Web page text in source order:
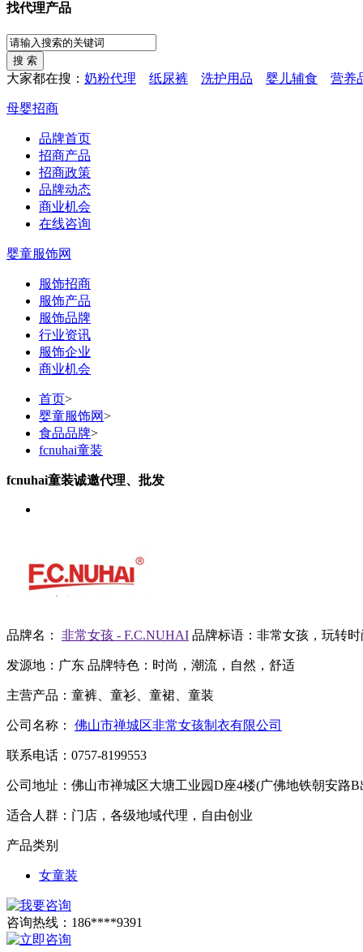
找代理产品
大家都在搜： 奶粉代理 纸尿裤 洗护用品 婴儿辅食 营养
母婴招商
品牌首页
招商产品
招商政策
品牌动态
商业机会
在线咨询
婴童服饰网
服饰招商
服饰产品
服饰品牌
行业资讯
服饰企业
商业机会
首页>
婴童服饰网>
食品品牌>
fcnuhai童装
fcnuhai童装诚邀代理、批发
品牌名： 非常女孩 - F.C.NUHAI 品牌标语： 非常女孩，玩转时
发源地： 广东 品牌特色： 时尚，潮流，自然，舒适
主营产品： 童裤、童衫、童裙、童装
公司名称： 佛山市禅城区非常女孩制衣有限公司
联系电话： 0757-8199553
公司地址： 佛山市禅城区大塘工业园D座4楼(广佛地铁朝安路B
适合人群： 门店，各级地域代理，自由创业
产品类别
女童装
咨询热线： 186****9391